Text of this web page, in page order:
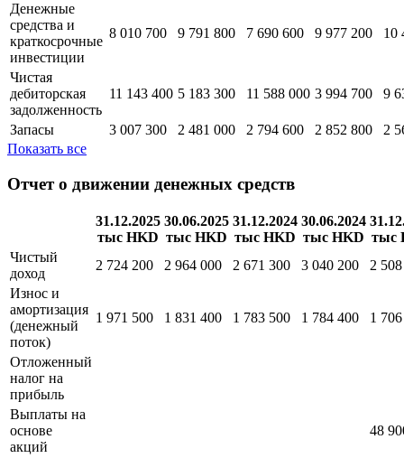
Денежные
средства и
краткосрочные
инвестиции
8 010 700 9 791 800 7 690 600 9 977 200 10
Чистая
дебиторская
задолженность
11 143 400 5 183 300 11 588 000 3 994 700 9
Запасы 3 007 300 2 481 000 2 794 600 2 852 800
2
Показать все
Отчет о движении денежных средств
31.12.2025
тыс HKD
30.06.2025
тыс HKD
31.12.2024
тыс HKD
30.06.2024
тыс HKD тыс
Чистый
доход
2 724 200 2 964 000 2 671 300 3 040 200
2
Износ и
амортизация
(денежный
поток)
1 971 500 1 831 400 1 783 500 1 784 400 1
Отложенный
налог на
прибыль
Выплаты на
основе
акций
48